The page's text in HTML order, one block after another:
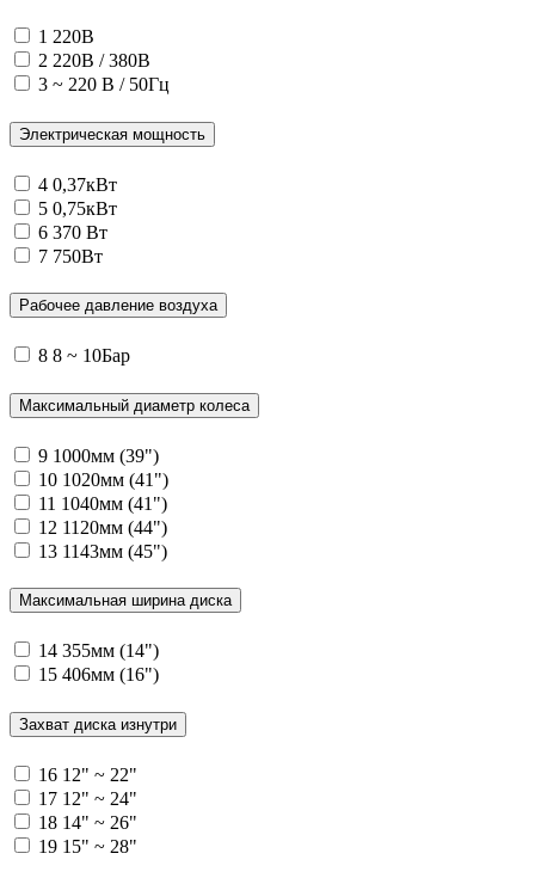
1 220В
2 220В / 380В
3 ~ 220 В / 50Гц
Электрическая мощность
4 0,37кВт
5 0,75кВт
6 370 Вт
7 750Вт
Рабочее давление воздуха
8 8 ~ 10Бар
Максимальный диаметр колеса
9 1000мм (39")
10 1020мм (41")
11 1040мм (41")
12 1120мм (44")
13 1143мм (45")
Максимальная ширина диска
14 355мм (14")
15 406мм (16")
Захват диска изнутри
16 12" ~ 22"
17 12" ~ 24"
18 14" ~ 26"
19 15" ~ 28"